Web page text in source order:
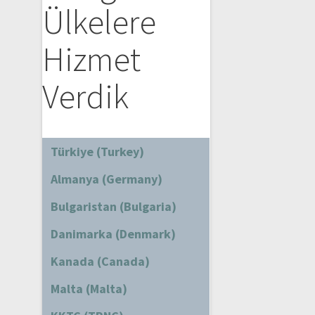
Ülkelere
Hizmet
Verdik
Türkiye (Turkey)
Almanya (Germany)
Bulgaristan (Bulgaria)
Danimarka (Denmark)
Kanada (Canada)
Malta (Malta)